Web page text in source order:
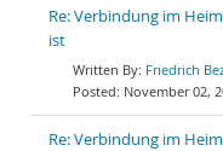
Re: Verbindung im
ist
Friedrich
November 02,
Re: Verbindung im